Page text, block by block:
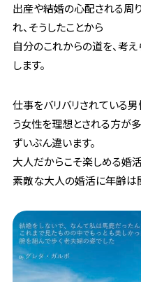
出産や結婚の心配される周
れ、そうしたことから
自分のこれからの道を、考
します。
仕事をバリバリされている
う女性を理想とされる方が
ずいぶん違います。
大人だからこそ楽しめる婚
素敵な大人の婚活に年齢は